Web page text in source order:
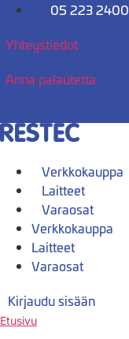
Mene
05 223 2400
Yhteystiedot
Anna palautetta
Verkkokauppa
Laitteet
Varaosat
Verkkokauppa
Laitteet
Varaosat
Kirjaudu sisään
Etusivu